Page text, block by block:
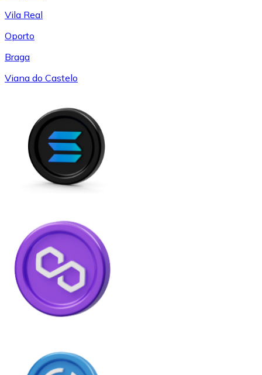
Vila Real
Oporto
Braga
Viana do Castelo